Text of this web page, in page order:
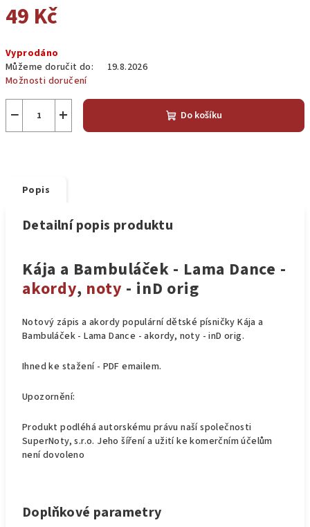
49 Kč
cena:
Vyprodáno
Můžeme doručit do:
19.8.2026
Možnosti doručení
+
− Do košíku
Popis
Detailní popis produktu
Kája a Bambuláček - Lama Dance -
akordy, noty - inD orig
Notový zápis a akordy populární dětské písničky Kája a
Bambuláček - Lama Dance - akordy, noty - inD orig.
Ihned ke stažení - PDF emailem.
Upozornění:
Produkt podléhá autorskému právu naší společnosti
SuperNoty, s.r.o. Jeho šíření a užití ke komerčním účelům
není dovoleno
Doplňkové parametry